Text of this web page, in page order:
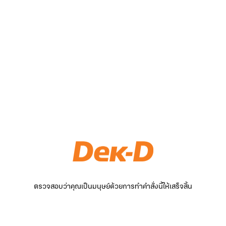
ตรวจสอบว่าคุณเป็นมนุษย์ด้วยการทำคำสั่งนี้ให้เสร็จสิ้น